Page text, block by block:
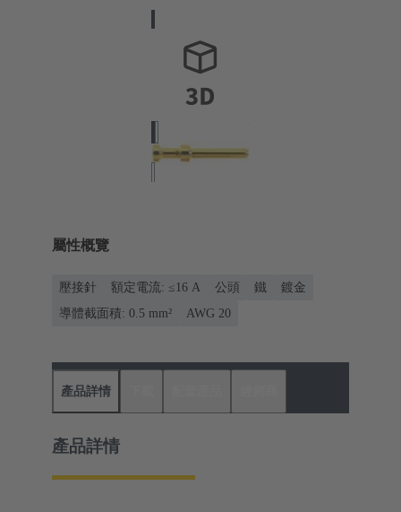
屬性概覽
壓接針 額定電流: ≤16 A 公頭 鐵
鍍金
導體截面積: 0.5 mm²
AWG 20
產品詳情
產品詳情